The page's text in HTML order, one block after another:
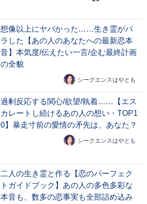
想像以上にヤバかった……生き霊がバ
ラした【あの人のあなたへの最新恋本
音】本気度/伝えたい一言/企む最終計画
の全貌
シークエンスはやとも
過剰反応する関心/欲望/執着……【エス
カレートし続けるあの人の想い・TOP1
0】暴走寸前の愛情の矛先は、あなた？
シークエンスはやとも
二人の生き霊と作る【恋のパーフェク
トガイドブック】あの人の多色多彩な
本音も、数多の恋事実も全部詰め込み